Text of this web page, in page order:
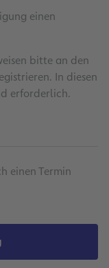
einen
bitte an den
In diesen
erforderlich.
einen Termin